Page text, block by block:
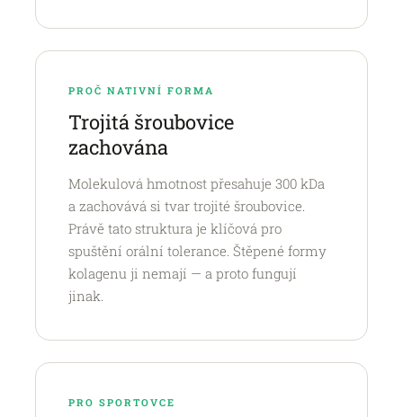
PROČ NATIVNÍ FORMA
Trojitá šroubovice
zachována
Molekulová hmotnost přesahuje 300 kDa
a zachovává si tvar trojité šroubovice.
Právě tato struktura je klíčová pro
spuštění orální tolerance. Štěpené formy
kolagenu ji nemají — a proto fungují
jinak.
PRO SPORTOVCE